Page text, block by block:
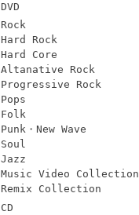
DVD
Rock
Hard Rock
Hard Core
Altanative Rock
Progressive Rock
Pops
Folk
Punk・New Wave
Soul
Jazz
Music Video Collection
Remix Collection
CD